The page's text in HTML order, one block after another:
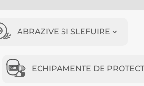
ABRAZIVE SI SLEFUIRE
ECHIPAMENTE DE